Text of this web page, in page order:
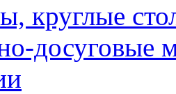
круглые
досуговые